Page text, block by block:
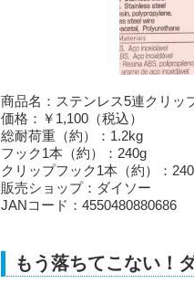
商品名：ステンレス5連クリッ
価格：￥1,100（税込）
総耐荷重（約）：1.2kg
フック1本（約）：240g
クリップフック1本（約）：
販売ショップ：ダイソー
JANコード：4550480880686
もう落ちてこない！